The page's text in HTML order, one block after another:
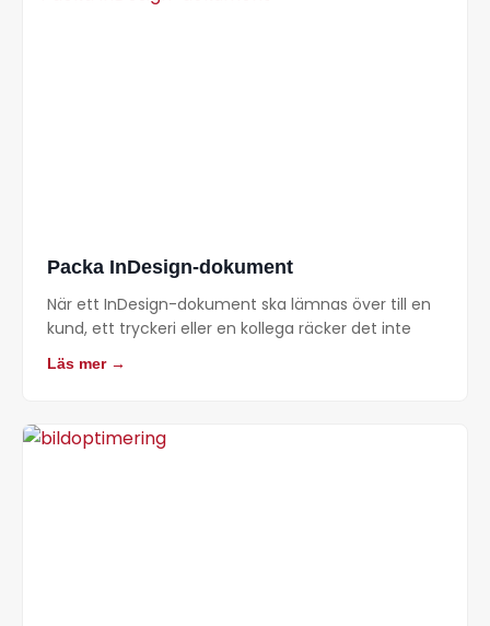
Packa InDesign-dokument
När ett InDesign-dokument ska lämnas över till en
kund, ett tryckeri eller en kollega räcker det inte
Läs mer →